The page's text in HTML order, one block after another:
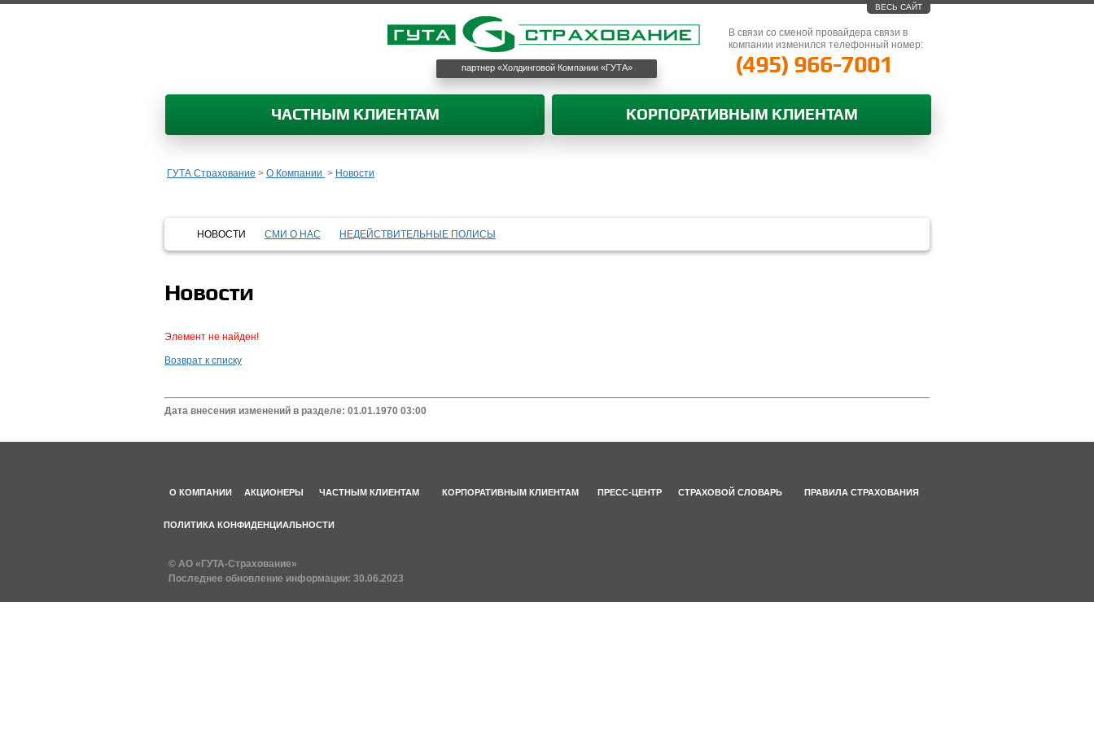
ВЕСЬ САЙТ
партнер «Холдинговой Компании «ГУТА»
В связи со сменой провайдера связи в
компании изменился телефонный номер:
(495) 966-7001
ЧАСТНЫМ КЛИЕНТАМ КОРПОРАТИВНЫМ КЛИЕНТАМ
ГУТА Страхование > О Компании > Новости
НОВОСТИ СМИ О НАС НЕДЕЙСТВИТЕЛЬНЫЕ ПОЛИСЫ
Новости
Элемент не найден!
Возврат к списку
Дата внесения изменений в разделе: 01.01.1970 03:00
О КОМПАНИИ АКЦИОНЕРЫ ЧАСТНЫМ КЛИЕНТАМ КОРПОРАТИВНЫМ КЛИЕНТАМ ПРЕСС-ЦЕНТР СТРАХОВОЙ СЛОВАРЬ ПРАВИЛА СТРАХОВАНИЯ
ПОЛИТИКА КОНФИДЕНЦИАЛЬНОСТИ
© АО «ГУТА-Страхование»
Последнее обновление информации: 30.06.2023